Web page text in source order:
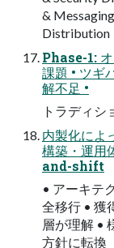
&
Distribution
Phase-1:
課題 • ツギ
解不足 •
トラディシ
内製化によ
構築・運用
and-shift
• アーキテ
全移行 • 獲
層が理解 •
方針に転換